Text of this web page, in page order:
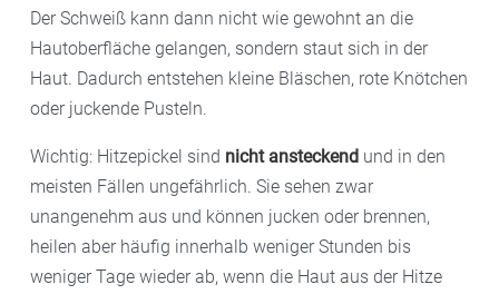
Der Schweiß kann dann nicht wie gewohnt an die
Hautoberfläche gelangen, sondern staut sich in der
Haut. Dadurch entstehen kleine Bläschen, rote Knötchen
oder juckende Pusteln.
Wichtig: Hitzepickel sind nicht ansteckend und in den
meisten Fällen ungefährlich. Sie sehen zwar
unangenehm aus und können jucken oder brennen,
heilen aber häufig innerhalb weniger Stunden bis
weniger Tage wieder ab, wenn die Haut aus der Hitze